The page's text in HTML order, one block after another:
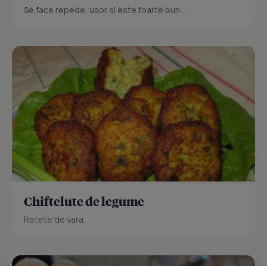
Se face repede, usor si este foarte bun...
Chiftelute de legume
Retete de vara.